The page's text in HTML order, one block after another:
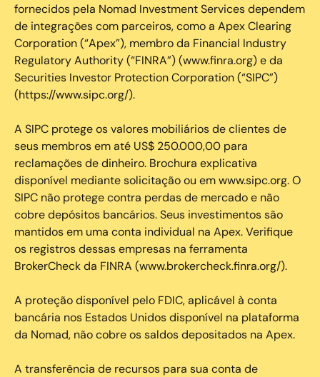
fornecidos pela Nomad Investment Services dependem
de integrações com parceiros, como a Apex Clearing
Corporation (“Apex”), membro da Financial Industry
Regulatory Authority (“FINRA”) (www.finra.org) e da
Securities Investor Protection Corporation (“SIPC”)
(https://www.sipc.org/).
A SIPC protege os valores mobiliários de clientes de
seus membros em até US$ 250.000,00 para
reclamações de dinheiro. Brochura explicativa
disponível mediante solicitação ou em www.sipc.org. O
SIPC não protege contra perdas de mercado e não
cobre depósitos bancários. Seus investimentos são
mantidos em uma conta individual na Apex. Verifique
os registros dessas empresas na ferramenta
BrokerCheck da FINRA (www.brokercheck.finra.org/).
A proteção disponível pelo FDIC, aplicável à conta
bancária nos Estados Unidos disponível na plataforma
da Nomad, não cobre os saldos depositados na Apex.
A transferência de recursos para sua conta de